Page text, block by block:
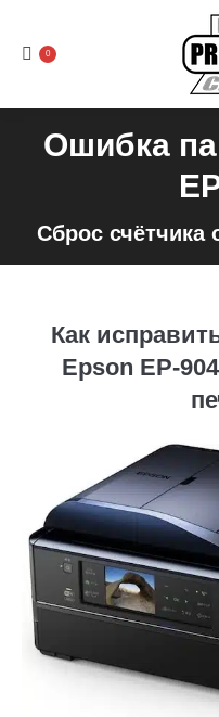
0
Ошибка
Сброс счётчика
Как
Epson EP-